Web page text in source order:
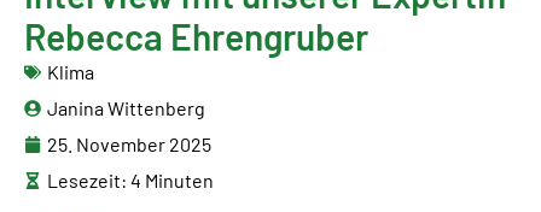
Rebecca Ehrengruber
Klima
Janina Wittenberg
25. November 2025
Lesezeit: 4 Minuten